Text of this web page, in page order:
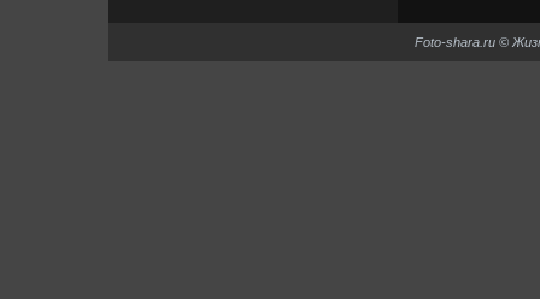
Foto-shara.ru ©